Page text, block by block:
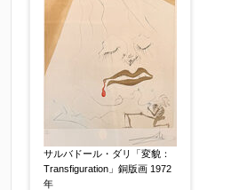
鑑定証書付
共箱
【任意】
制作年 【任意】
サルバドール・ダリ「変貌：
Transfiguration」銅版画 1972
年